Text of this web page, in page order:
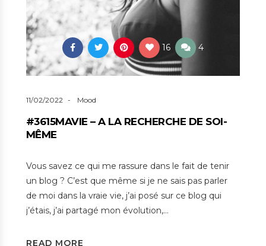
16 4
11/02/2022 Mood
#3615MAVIE – A LA RECHERCHE DE SOI-
MÊME
Vous savez ce qui me rassure dans le fait de tenir
un blog ? C’est que même si je ne sais pas parler
de moi dans la vraie vie, j’ai posé sur ce blog qui
j’étais, j’ai partagé mon évolution,…
READ MORE